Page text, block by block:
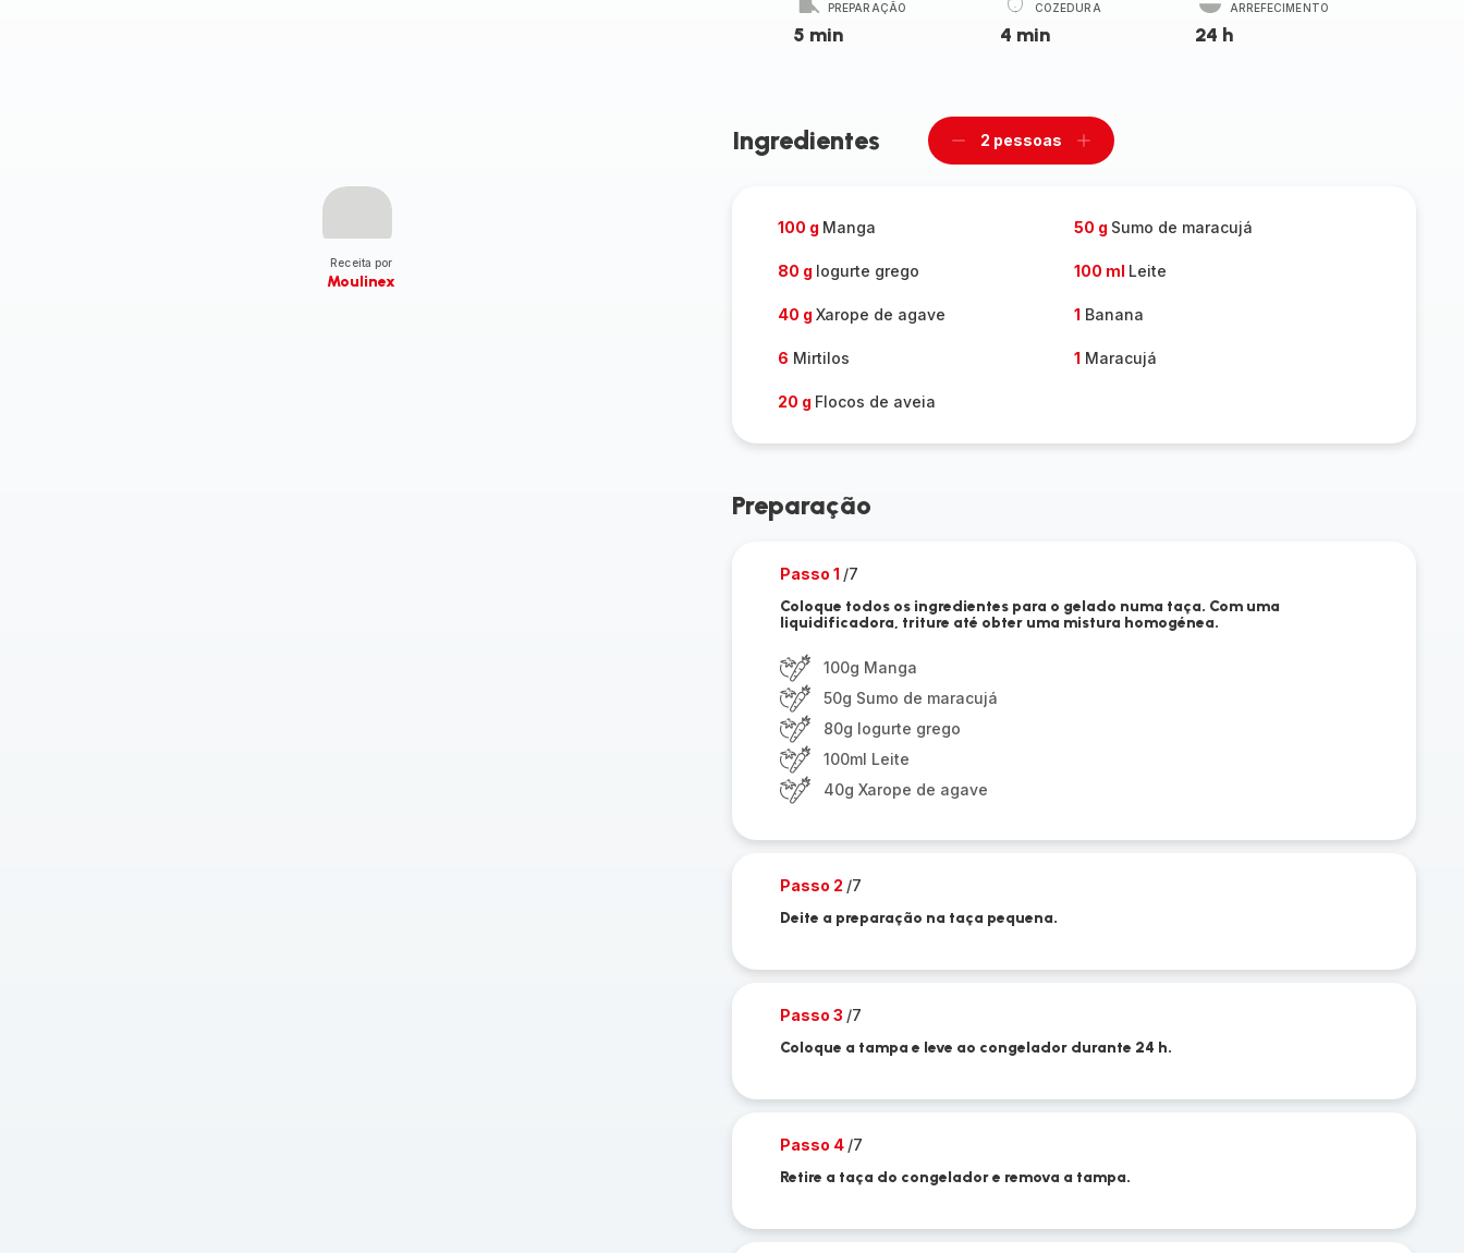
Receita por
Moulinex
PREPARAÇÃO
5 min
COZEDURA
4 min
ARREFECIMENTO
24 h
Ingredientes
Remover
2 pessoas
Adicionar
100 g Manga 50 g Sumo de maracujá
80 g Iogurte grego 100 ml Leite
40 g Xarope de agave 1 Banana
6 Mirtilos 1 Maracujá
20 g Flocos de aveia
Preparação
Passo 1 /7
Coloque todos os ingredientes para o gelado numa taça. Com uma
liquidificadora, triture até obter uma mistura homogénea.
100g Manga
50g Sumo de maracujá
80g Iogurte grego
100ml Leite
40g Xarope de agave
Passo 2 /7
Deite a preparação na taça pequena.
Passo 3 /7
Coloque a tampa e leve ao congelador durante 24 h.
Passo 4 /7
Retire a taça do congelador e remova a tampa.